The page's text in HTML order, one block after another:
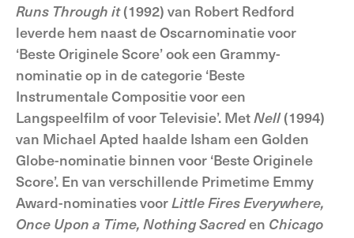
Runs Through it(1992) van Robert Redford
leverde hem naast de Oscarnominatie voor
‘Beste Originele Score’ ook een Grammy-
nominatie op in de categorie ‘Beste
Instrumentale Compositie voor een
Langspeelfilm of voor Televisie’. MetNell(1994)
van Michael Apted haalde Isham een Golden
Globe-nominatie binnen voor ‘Beste Originele
Score’. En van verschillende Primetime Emmy
Award-nominaties voorLittle Fires Everywhere,
Once Upon a Time, Nothing Sacreden Chicago